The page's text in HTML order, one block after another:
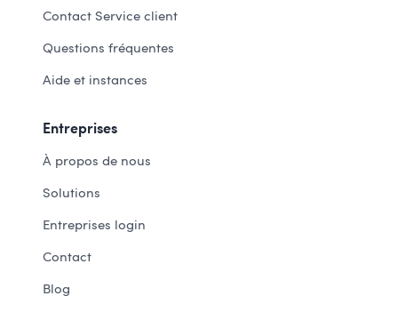
Contact Service client
Questions fréquentes
Aide et instances
Entreprises
À propos de nous
Solutions
Entreprises login
Contact
Blog